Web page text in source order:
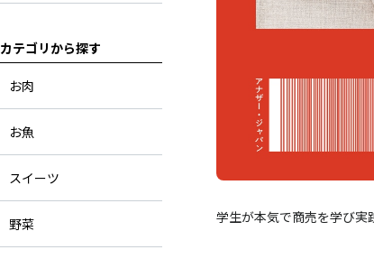
カテゴリから探す
お肉
お魚
スイーツ
野菜 学生が本気で商売を学び実